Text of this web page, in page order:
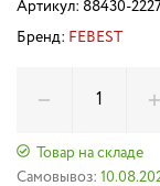
Артикул: 88430-
Бренд: FEBEST
Товар на складе
Самовывоз: